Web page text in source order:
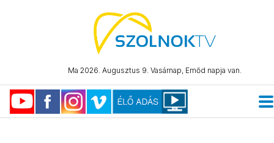
Ma 2026. Augusztus 9. Vasárnap, Emőd napja van.